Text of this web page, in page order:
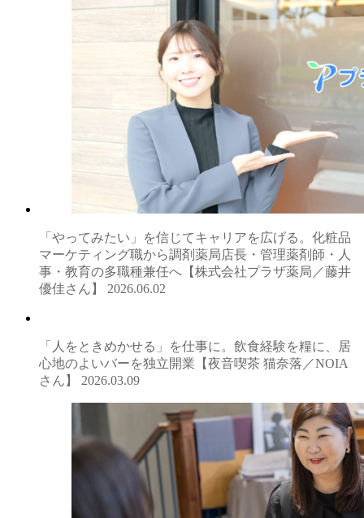
「やってみたい」を信じてキャリアを広げる。化粧品
マーケティング職から調剤薬局店長・管理薬剤師・人
事・教育の多職種兼任へ【株式会社プラザ薬局／藤井
優佳さん】 2026.06.02
「人をときめかせる」を仕事に。飲食経験を糧に、居
心地のよいバーを独立開業【夜音喫茶 猫奈落／NOIA
さん】 2026.03.09